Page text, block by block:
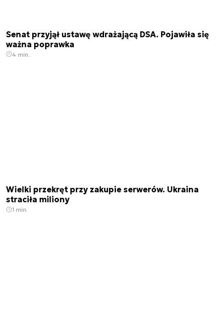
Senat przyjął ustawę wdrażającą DSA. Pojawiła się
ważna poprawka
4 min.
Wielki przekręt przy zakupie serwerów. Ukraina
straciła miliony
1 min.